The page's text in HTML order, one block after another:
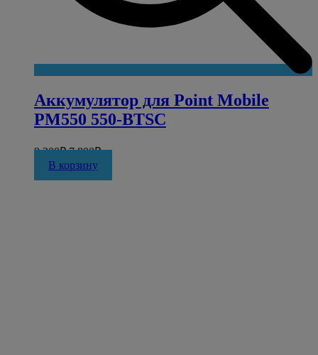
Аккумулятор для Point Mobile
PM550 550-BTSC
9 200₽ 7 800₽
В корзину